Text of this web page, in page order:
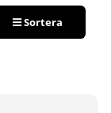
testobooster.
för sina
produktdesign.
på
Sortera